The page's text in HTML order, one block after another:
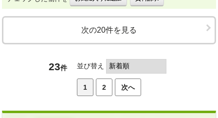
次の20件を見る
23件 並び替え
1 2 次へ